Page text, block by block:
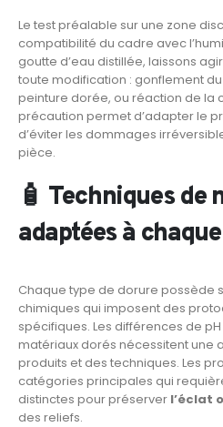
Le test préalable sur une zone
compatibilité du cadre avec
goutte d’eau distillée, laissons
toute modification : gonflement
peinture dorée, ou réaction de la
précaution permet d’adapter le
d’éviter les dommages
pièce.
🧴 Techniques de
adaptées à
Chaque type de dorure possède
chimiques qui imposent des
spécifiques. Les différences de
matériaux dorés nécessitent une
produits et des techniques. Les
catégories principales qui
distinctes pour préserver l’éclat
des reliefs.